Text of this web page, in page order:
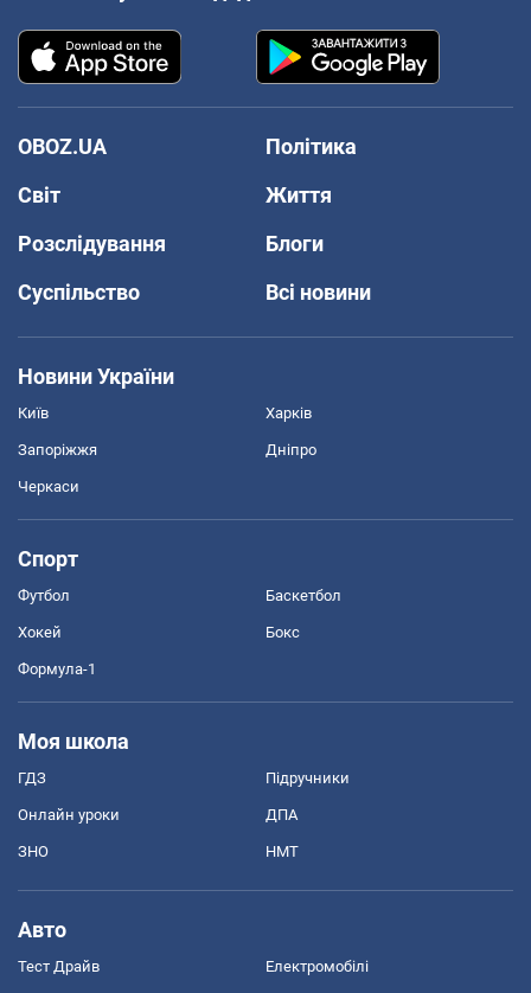
OBOZ.UA
Політика
Світ
Життя
Розслідування
Блоги
Суспільство
Всі новини
Новини України
Київ Харків
Запоріжжя Дніпро
Черкаси
Спорт
Футбол Баскетбол
Хокей Бокс
Формула-1
Моя школа
ГДЗ Підручники
Онлайн уроки ДПА
ЗНО НМТ
Авто
Тест Драйв Електромобілі